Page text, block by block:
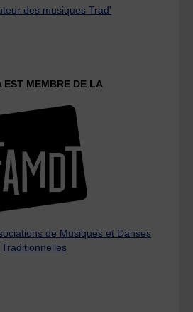
des musiques Trad'
EST MEMBRE DE LA
de Musiques et Danses
Traditionnelles